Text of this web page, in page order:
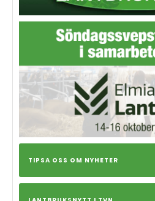
TIPSA OSS OM NYHETER